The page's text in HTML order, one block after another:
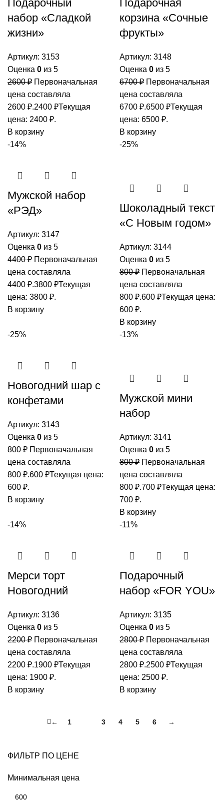
ФИЛЬТР ПО ЦЕНЕ
Минимальная цена
Подарочный
набор «Сладкой
жизни»
Артикул: 3153
Оценка 0 из 5
2600₽ Первоначальная
цена составляла
2600 ₽.2400 ₽Текущая
цена: 2400 ₽.
В корзину
Подарочная
корзина «Сочные
фрукты»
Артикул: 3148
Оценка 0 из 5
6700₽ Первоначальная
цена составляла
6700 ₽.6500 ₽Текущая
цена: 6500 ₽.
В корзину
-14%
Мужской набор
«РЭД»
Артикул: 3147
Оценка 0 из 5
4400₽ Первоначальная
цена составляла
4400 ₽.3800 ₽Текущая
цена: 3800 ₽.
В корзину
-25%
Шоколадный текст
«С Новым годом»
Артикул: 3144
Оценка 0 из 5
800₽ Первоначальная
цена составляла
800 ₽.600 ₽Текущая цена:
600 ₽.
В корзину
-25%
Новогодний шар с
конфетами
Артикул: 3143
Оценка 0 из 5
800₽ Первоначальная
цена составляла
800 ₽.600 ₽Текущая цена:
600 ₽.
В корзину
-13%
Мужской мини
набор
Артикул: 3141
Оценка 0 из 5
800₽ Первоначальная
цена составляла
800 ₽.700 ₽Текущая цена:
700 ₽.
В корзину
-14%
Мерси торт
Новогодний
Артикул: 3136
Оценка 0 из 5
2200₽ Первоначальная
цена составляла
2200 ₽.1900 ₽Текущая
цена: 1900 ₽.
В корзину
-11%
Подарочный
набор «FOR YOU»
Артикул: 3135
Оценка 0 из 5
2800₽ Первоначальная
цена составляла
2800 ₽.2500 ₽Текущая
цена: 2500 ₽.
В корзину
← 1 3 4 5 6 →